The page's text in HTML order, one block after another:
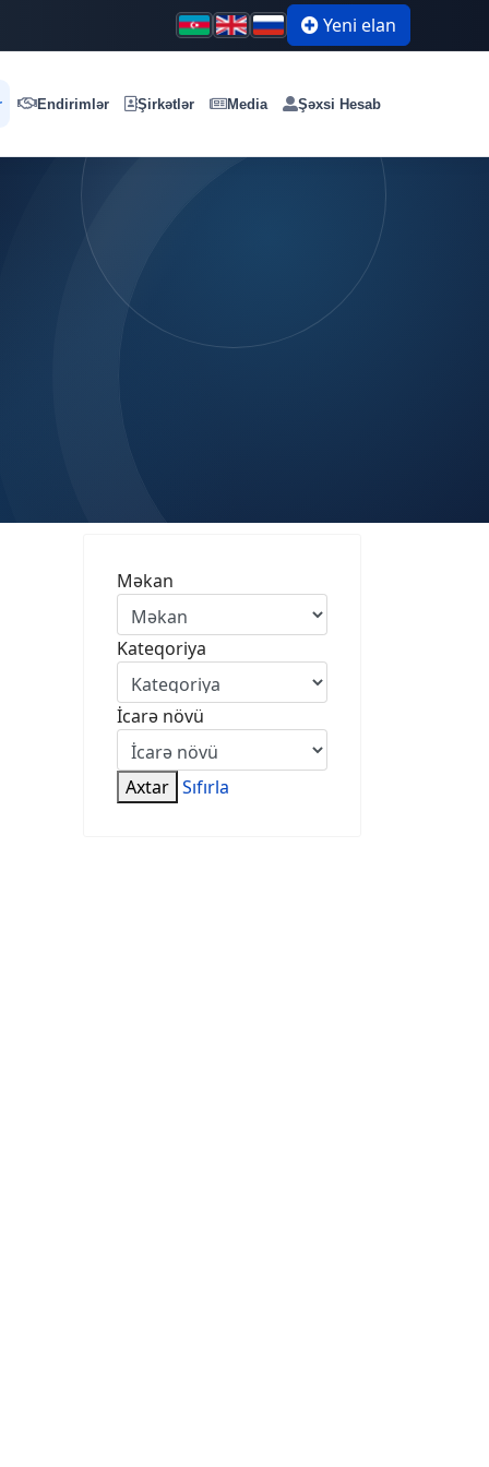
Yeni elan
Endirimlər Şirkətlər Media Şəxsi Hesab
Məkan
Kateqoriya
İcarə növü
Axtar Sıfırla